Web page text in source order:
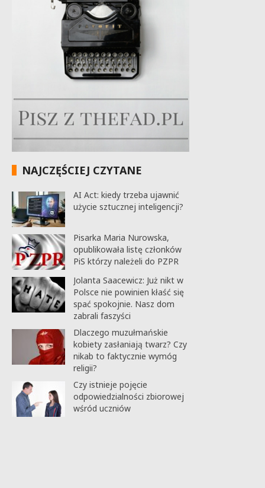
NAJCZĘŚCIEJ CZYTANE
AI Act: kiedy trzeba ujawnić
użycie sztucznej inteligencji?
Pisarka Maria Nurowska,
opublikowała listę członków
PiS którzy należeli do PZPR
Jolanta Saacewicz: Już nikt w
Polsce nie powinien kłaść się
spać spokojnie. Nasz dom
zabrali faszyści
Dlaczego muzułmańskie
kobiety zasłaniają twarz? Czy
nikab to faktycznie wymóg
religii?
Czy istnieje pojęcie
odpowiedzialności zbiorowej
wśród uczniów